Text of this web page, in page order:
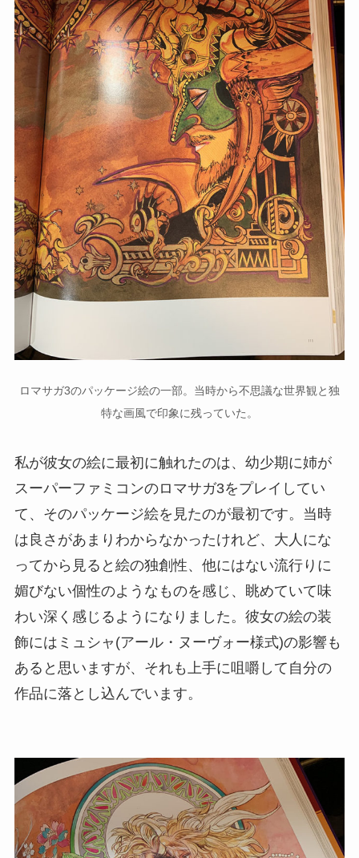
ロマサガ3のパッケージ絵の一部。当時から不思議な世界観と独
特な画風で印象に残っていた。
私が彼女の絵に最初に触れたのは、幼少期に姉が
スーパーファミコンのロマサガ3をプレイしてい
て、そのパッケージ絵を見たのが最初です。当時
は良さがあまりわからなかったけれど、大人にな
ってから見ると絵の独創性、他にはない流行りに
媚びない個性のようなものを感じ、眺めていて味
わい深く感じるようになりました。彼女の絵の装
飾にはミュシャ(アール・ヌーヴォー様式)の影響も
あると思いますが、それも上手に咀嚼して自分の
作品に落とし込んでいます。